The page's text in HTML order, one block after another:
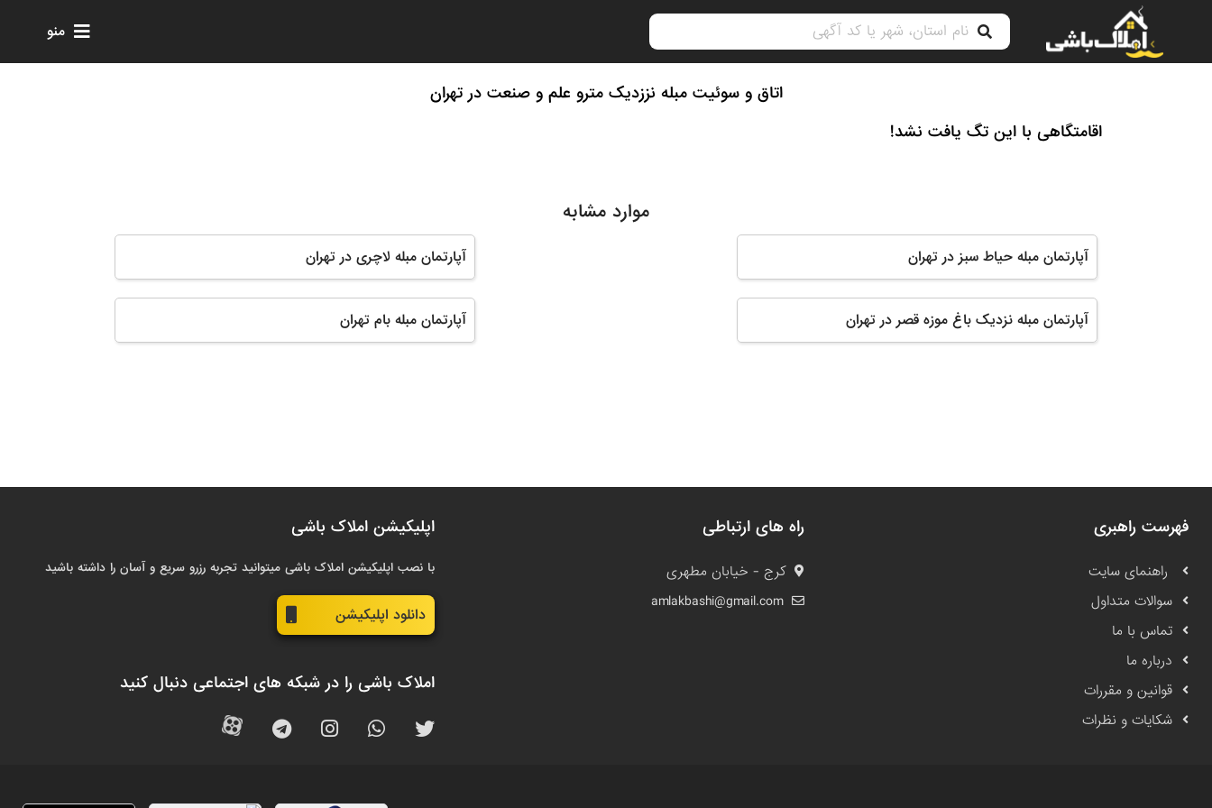
منو
اتاق و سوئیت مبله نززدیک مترو علم و صنعت در تهران
اقامتگاهی با این تگ یافت نشد!
موارد مشابه
آپارتمان مبله حیاط سبز در تهران آپارتمان مبله لاچری در تهران
آپارتمان مبله نزدیک باغ موزه قصر در تهران آپارتمان مبله بام تهران
فهرست راهبری
راهنمای سایت
سوالات متداول
تماس با ما
درباره ما
قوانین و مقررات
شکایات و نظرات
راه های ارتباطی
کرج - خیابان مطهری
amlakbashi@gmail.com
اپلیکیشن املاک باشی
با نصب اپلیکیشن املاک باشی میتوانید تجربه رزرو سریع و آسان را داشته باشید
دانلود اپلیکیشن
املاک باشی را در شبکه های اجتماعی دنبال کنید